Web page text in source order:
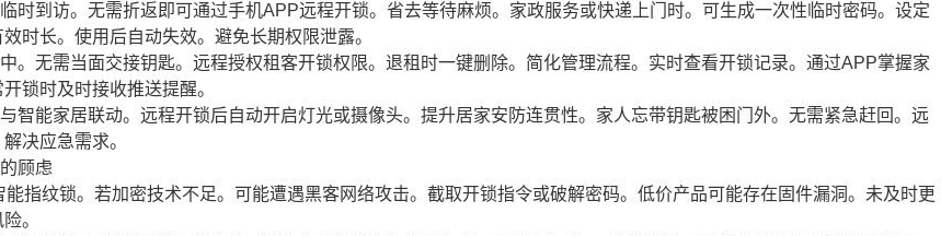
时到访。无需折返即可通过手机APP远程开锁。省去等待麻烦。家政服务或快递上门时。可生成一次性临时密码。设定
时长。使用后自动失效。避免长期权限泄露。
。无需当面交接钥匙。远程授权租客开锁权限。退租时一键删除。简化管理流程。实时查看开锁记录。通过APP掌握家
锁时及时接收推送提醒。
智能家居联动。远程开锁后自动开启灯光或摄像头。提升居家安防连贯性。家人忘带钥匙被困门外。无需紧急赶回。远
决应急需求。
顾虑
能指纹锁。若加密技术不足。可能遭遇黑客网络攻击。截取开锁指令或破解密码。低价产品可能存在固件漏洞。未及时更
。